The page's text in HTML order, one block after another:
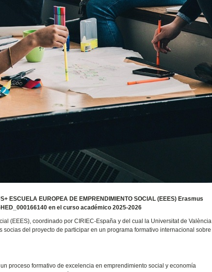
ESCUELA EUROPEA DE EMPRENDIMIENTO SOCIAL (EEES) Erasmus
en el curso académico 2025-2026
(EEES), coordinado por CIRIEC-España y del cual la Universitat de València
del proyecto de participar en un programa formativo internacional sobre
proceso formativo de excelencia en emprendimiento social y economía